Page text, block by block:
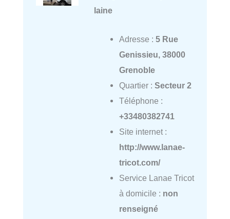
laine
Adresse : 5 Rue
Genissieu, 38000
Grenoble
Quartier : Secteur 2
Téléphone :
+33480382741
Site internet :
http://www.lanae-
tricot.com/
Service Lanae Tricot
à domicile : non
renseigné